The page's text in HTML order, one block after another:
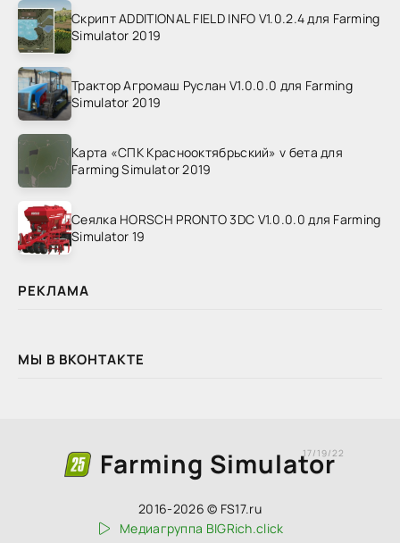
Скрипт ADDITIONAL FIELD INFO V1.0.2.4 для Farming
Simulator 2019
Трактор Агромаш Руслан V1.0.0.0 для Farming
Simulator 2019
Карта «СПК Краснооктябрьский» v бета для
Farming Simulator 2019
Сеялка HORSCH PRONTO 3DC V1.0.0.0 для Farming
Simulator 19
РЕКЛАМА
МЫ В ВКОНТАКТЕ
Farming Simulator
17/19/22
2016-2026 © FS17.ru
Медиагруппа BIGRich.click